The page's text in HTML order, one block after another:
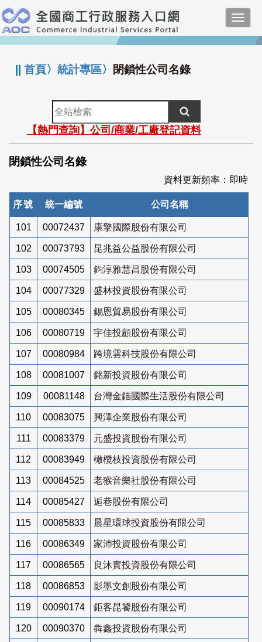
跳
到
主
要
:::
||首頁〉統計專區〉 閉鎖性公司名錄
全
站
檢
索
【熱門查詢】公司/商業/工廠登記資料
閉鎖性公司名錄
資料更新頻率：即時
序號 統一編號 公司名稱
101 00072437 康擎國際股份有限公司
102 00073793 昆兆益公益股份有限公司
103 00074505 鈞淳雅慧昌股份有限公司
104 00077329 盛林投資股份有限公司
105 00080345 錫恩貿易股份有限公司
106 00080719 宇佳投顧股份有限公司
107 00080984 跨境雲科技股份有限公司
108 00081007 銘新投資股份有限公司
109 00081148 台灣金錨國際生活股份有限公司
110 00083075 興澤企業股份有限公司
111 00083379 元盛投資股份有限公司
112 00083949 橄欖枝投資股份有限公司
113 00084525 老猴音樂社股份有限公司
114 00085427 逅巷股份有限公司
115 00085833 晨星環球投資股份有限公司
116 00086349 家沛投資股份有限公司
117 00086565 良沐實投資股份有限公司
118 00086853 影墨文創股份有限公司
119 00090174 鉅客昆饕股份有限公司
120 00090370 犇鑫投資股份有限公司